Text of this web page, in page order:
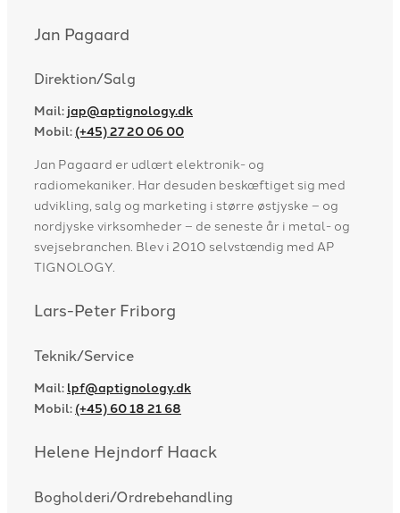
Jan Pagaard
Direktion/Salg
Mail: jap@aptignology.dk
Mobil: (+45) 27 20 06 00
Jan Pagaard er udlært elektronik- og
radiomekaniker. Har desuden beskæftiget sig med
udvikling, salg og marketing i større østjyske – og
nordjyske virksomheder – de seneste år i metal- og
svejsebranchen. Blev i 2010 selvstændig med AP
TIGNOLOGY.
Lars-Peter Friborg
Teknik/Service
Mail: lpf@aptignology.dk
Mobil: (+45) 60 18 21 68
Helene Hejndorf Haack
Bogholderi/Ordrebehandling